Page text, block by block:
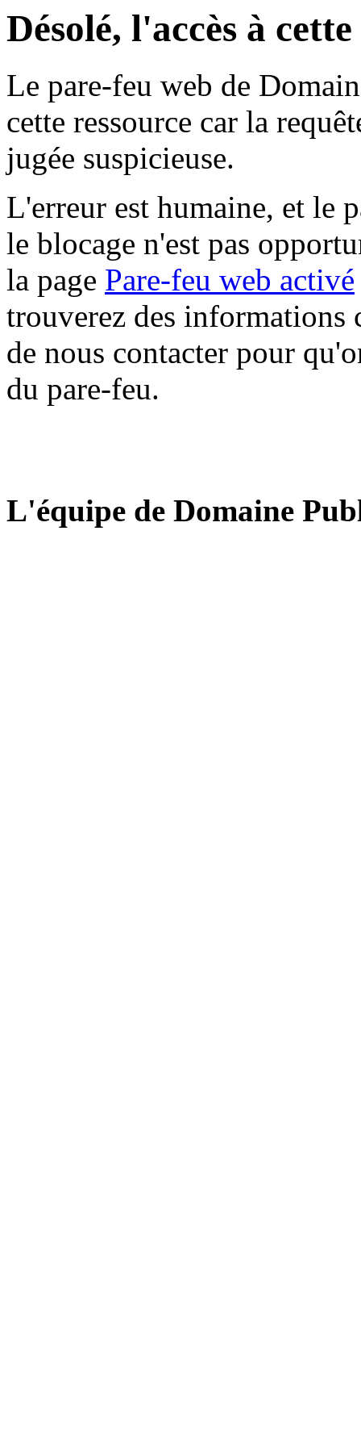
Désolé, l'accès à
Le pare-feu web de
cette ressource car la
jugée suspicieuse.
L'erreur est humaine, et le
le blocage n'est pas
la page Pare-feu web activé
trouverez des informations
de nous contacter pour
du pare-feu.
L'équipe de Domaine